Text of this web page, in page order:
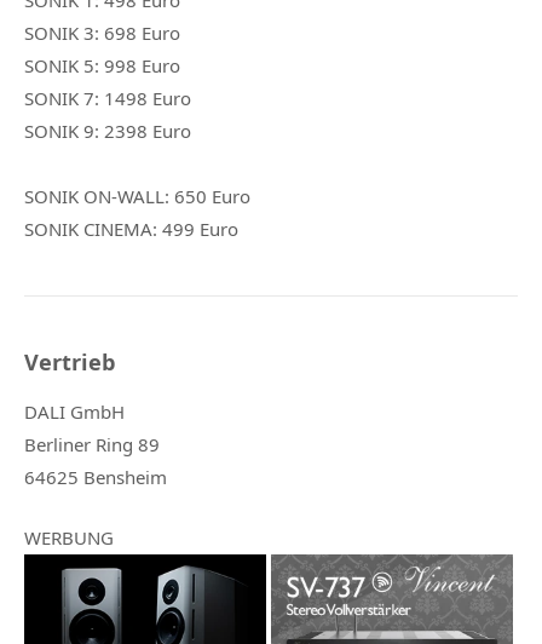
SONIK 3: 698 Euro
SONIK 5: 998 Euro
SONIK 7: 1498 Euro
SONIK 9: 2398 Euro
SONIK ON-WALL: 650 Euro
SONIK CINEMA: 499 Euro
Vertrieb
DALI GmbH
Berliner Ring 89
64625 Bensheim
WERBUNG